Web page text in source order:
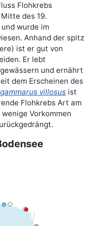
Flohkrebs
des 19.
wurde im
Anhand der spitz
ist er gut von
Er lebt
und ernährt
dem Erscheinen des
villosus ist
Flohkrebs Art am
Vorkommen